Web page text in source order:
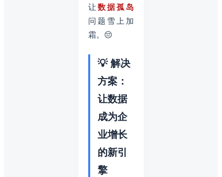
让 数据孤岛
问题雪上加
霜。😔
💡 解决
方案：
让数据
成为企
业增长
的新引
擎